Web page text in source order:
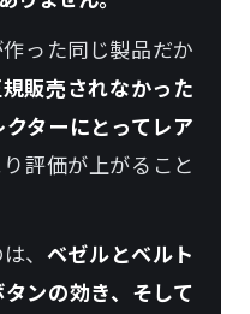
った同じ製品だか
販売されなかった
ターにとってレア
評価が上がること
、 ベゼルとベルト
ンの効き、そして